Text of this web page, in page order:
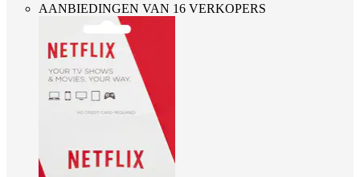
AANBIEDINGEN VAN 16 VERKOPERS